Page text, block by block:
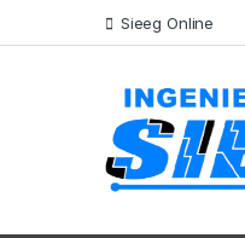
Sieeg Online